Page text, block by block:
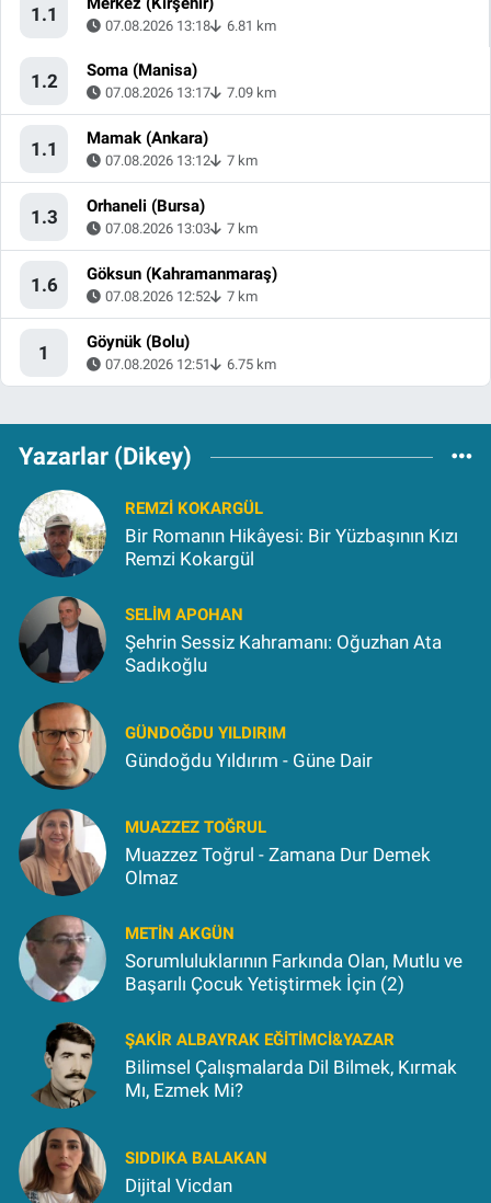
1.1
07.08.2026 13:18 6.81 km
1.2 Soma (Manisa)
07.08.2026 13:17 7.09 km
1.1 Mamak (Ankara)
07.08.2026 13:12 7 km
1.3 Orhaneli (Bursa)
07.08.2026 13:03 7 km
1.6 Göksun (Kahramanmaraş)
07.08.2026 12:52 7 km
1 Göynük (Bolu)
07.08.2026 12:51 6.75 km
Yazarlar (Dikey)
REMZI KOKARGÜL
Bir Romanın Hikâyesi: Bir Yüzbaşının Kızı
Remzi Kokargül
SELIM APOHAN
Şehrin Sessiz Kahramanı: Oğuzhan Ata
Sadıkoğlu
GÜNDOĞDU YILDIRIM
Gündoğdu Yıldırım - Güne Dair
MUAZZEZ TOĞRUL
Muazzez Toğrul - Zamana Dur Demek
Olmaz
METIN AKGÜN
Sorumluluklarının Farkında Olan, Mutlu ve
Başarılı Çocuk Yetiştirmek İçin (2)
ŞAKIR ALBAYRAK EĞITIMCI&YAZAR
Bilimsel Çalışmalarda Dil Bilmek, Kırmak
Mı, Ezmek Mi?
SIDDIKA BALAKAN
Dijital Vicdan